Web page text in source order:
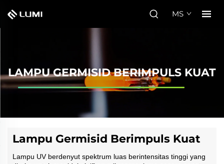
MS
LAMPU GERMISID BERIMPULS KUAT
Lampu Germisid Berimpuls Kuat
Lampu UV berdenyut spektrum luas berintensitas tinggi yang